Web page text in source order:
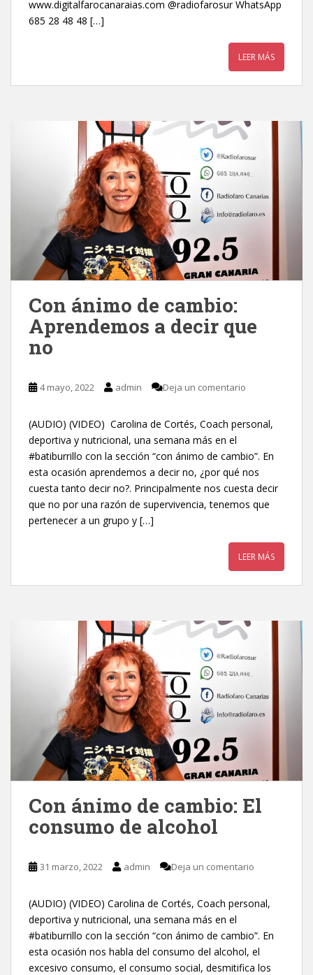
www.digitalfarocanaraias.com @radiofarosur WhatsApp
685 28 48 48 […]
LEER MÁS
Con ánimo de cambio:
Aprendemos a decir que
no
4 mayo, 2022 admin Deja un comentario
(AUDIO) (VIDEO) Carolina de Cortés, Coach personal,
deportiva y nutricional, una semana más en el
#batiburrillo con la sección “con ánimo de cambio”. En
esta ocasión aprendemos a decir no, ¿por qué nos
cuesta tanto decir no?. Principalmente nos cuesta decir
que no por una razón de supervivencia, tenemos que
pertenecer a un grupo y […]
LEER MÁS
Con ánimo de cambio: El
consumo de alcohol
31 marzo, 2022 admin Deja un comentario
(AUDIO) (VIDEO) Carolina de Cortés, Coach personal,
deportiva y nutricional, una semana más en el
#batiburrillo con la sección “con ánimo de cambio”. En
esta ocasión nos habla del consumo del alcohol, el
excesivo consumo, el consumo social, desmitifica los